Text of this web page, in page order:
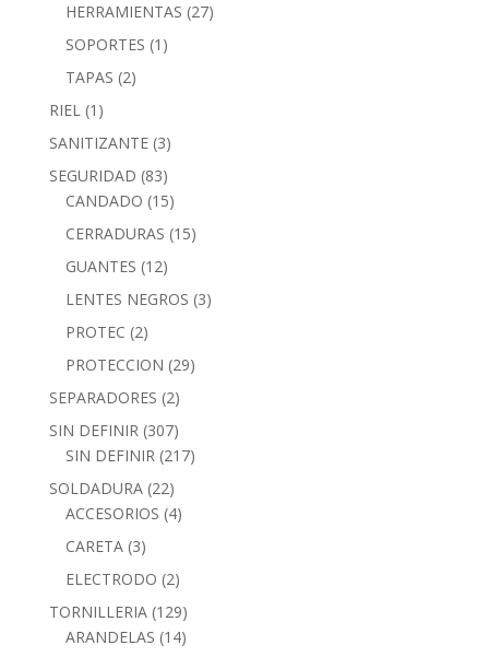
HERRAMIENTAS (27)
SOPORTES (1)
TAPAS (2)
RIEL (1)
SANITIZANTE (3)
SEGURIDAD (83)
CANDADO (15)
CERRADURAS (15)
GUANTES (12)
LENTES NEGROS (3)
PROTEC (2)
PROTECCION (29)
SEPARADORES (2)
SIN DEFINIR (307)
SIN DEFINIR (217)
SOLDADURA (22)
ACCESORIOS (4)
CARETA (3)
ELECTRODO (2)
TORNILLERIA (129)
ARANDELAS (14)